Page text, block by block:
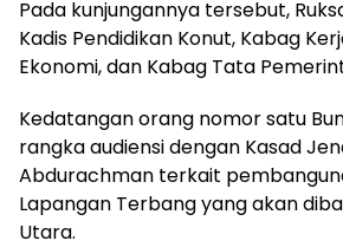
Pada kunjungannya tersebut,
Kadis Pendidikan Konut, Kabag
Ekonomi, dan Kabag Tata
Kedatangan orang nomor satu
rangka audiensi dengan Kasad
Abdurachman terkait
Lapangan Terbang yang akan
Utara.